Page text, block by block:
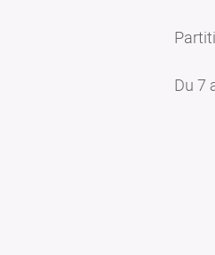
Du 7